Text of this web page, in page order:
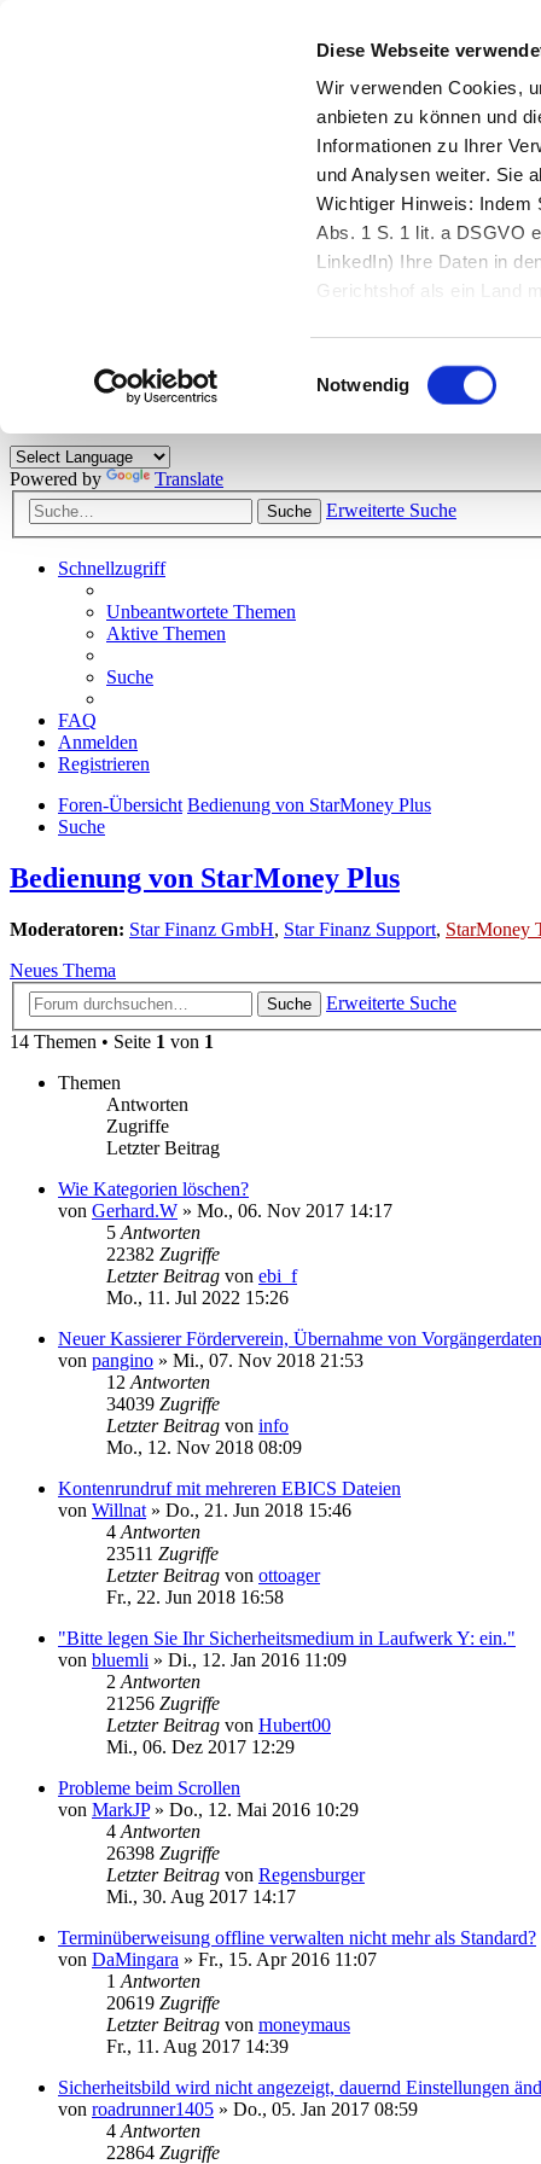
Diese Webseite
Wir verwenden Cookies,
anbieten zu können und
Informationen zu Ihrer
und Analysen weiter. Sie
Wichtiger Hinweis: Indem
Abs. 1 S. 1 lit. a DSGVO
LinkedIn) Ihre Daten in
Gerichtshof als ein Land
Einwilligungsauswahl
Notwendig
Herzlich willkommen!
Kunden viele nützliche Hilfestellungen und interessante Tipps und
Powered by Translate
Suche Erweiterte Suche
Schnellzugriff
Unbeantwortete Themen
Aktive Themen
Suche
FAQ
Anmelden
Registrieren
Foren-Übersicht Bedienung von StarMoney Plus
Suche
Bedienung von StarMoney Plus
Moderatoren: Star Finanz GmbH, Star Finanz Support, StarMoney
Neues Thema
Suche
Erweiterte Suche
14 Themen • Seite 1 von 1
Themen
Antworten
Zugriffe
Letzter Beitrag
Wie Kategorien löschen?
von Gerhard.W » Mo., 06. Nov 2017 14:17
5 Antworten
22382 Zugriffe
Letzter Beitrag von ebi_f
Mo., 11. Jul 2022 15:26
Neuer Kassierer Förderverein, Übernahme von Vorgängerdaten
von pangino » Mi., 07. Nov 2018 21:53
12 Antworten
34039 Zugriffe
Letzter Beitrag von info
Mo., 12. Nov 2018 08:09
Kontenrundruf mit mehreren EBICS Dateien
von Willnat » Do., 21. Jun 2018 15:46
4 Antworten
23511 Zugriffe
Letzter Beitrag von ottoager
Fr., 22. Jun 2018 16:58
"Bitte legen Sie Ihr Sicherheitsmedium in Laufwerk Y: ein."
von bluemli » Di., 12. Jan 2016 11:09
2 Antworten
21256 Zugriffe
Letzter Beitrag von Hubert00
Mi., 06. Dez 2017 12:29
Probleme beim Scrollen
von MarkJP» Do., 12. Mai 2016 10:29
4 Antworten
26398 Zugriffe
Letzter Beitrag von Regensburger
Mi., 30. Aug 2017 14:17
Terminüberweisung offline verwalten nicht mehr als Standard?
von DaMingara » Fr., 15. Apr 2016 11:07
1 Antworten
20619 Zugriffe
Letzter Beitrag von moneymaus
Fr., 11. Aug 2017 14:39
Sicherheitsbild wird nicht angezeigt, dauernd Einstellungen
von roadrunner1405 » Do., 05. Jan 2017 08:59
4 Antworten
22864 Zugriffe